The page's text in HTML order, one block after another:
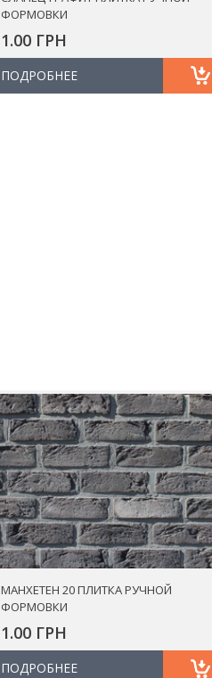
ФОРМОВКИ
1.00 ГРН
ПОДРОБНЕЕ
МАНХЕТЕН 20 ПЛИТКА РУЧНОЙ
ФОРМОВКИ
1.00 ГРН
ПОДРОБНЕЕ